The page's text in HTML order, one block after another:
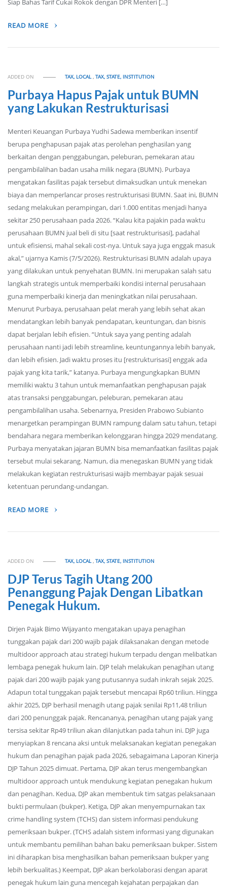
Siap Bahas Tarif Cukai Rokok dengan DPR Menteri […]
READ MORE
ADDED ON TAX, LOCAL,TAX, STATE, INSTITUTION
Purbaya Hapus Pajak untuk BUMN
yang Lakukan Restrukturisasi
Menteri Keuangan Purbaya Yudhi Sadewa memberikan insentif
berupa penghapusan pajak atas perolehan penghasilan yang
berkaitan dengan penggabungan, peleburan, pemekaran atau
pengambilalihan badan usaha milik negara (BUMN). Purbaya
mengatakan fasilitas pajak tersebut dimaksudkan untuk menekan
biaya dan memperlancar proses restrukturisasi BUMN. Saat ini, BUMN
sedang melakukan perampingan, dari 1.000 entitas menjadi hanya
sekitar 250 perusahaan pada 2026. “Kalau kita pajakin pada waktu
perusahaan BUMN jual beli di situ [saat restrukturisasi], padahal
untuk efisiensi, mahal sekali cost-nya. Untuk saya juga enggak masuk
akal,” ujarnya Kamis (7/5/2026). Restrukturisasi BUMN adalah upaya
yang dilakukan untuk penyehatan BUMN. Ini merupakan salah satu
langkah strategis untuk memperbaiki kondisi internal perusahaan
guna memperbaiki kinerja dan meningkatkan nilai perusahaan.
Menurut Purbaya, perusahaan pelat merah yang lebih sehat akan
mendatangkan lebih banyak pendapatan, keuntungan, dan bisnis
dapat berjalan lebih efisien. “Untuk saya yang penting adalah
perusahaan nanti jadi lebih streamline, keuntungannya lebih banyak,
dan lebih efisien. Jadi waktu proses itu [restrukturisasi] enggak ada
pajak yang kita tarik,” katanya. Purbaya mengungkapkan BUMN
memiliki waktu 3 tahun untuk memanfaatkan penghapusan pajak
atas transaksi penggabungan, peleburan, pemekaran atau
pengambilalihan usaha. Sebenarnya, Presiden Prabowo Subianto
menargetkan perampingan BUMN rampung dalam satu tahun, tetapi
bendahara negara memberikan kelonggaran hingga 2029 mendatang.
Purbaya menyatakan jajaran BUMN bisa memanfaatkan fasilitas pajak
tersebut mulai sekarang. Namun, dia menegaskan BUMN yang tidak
melakukan kegiatan restrukturisasi wajib membayar pajak sesuai
ketentuan perundang-undangan.
READ MORE
ADDED ON TAX, LOCAL,TAX, STATE, INSTITUTION
DJP Terus Tagih Utang 200
Penanggung Pajak Dengan Libatkan
Penegak Hukum.
Dirjen Pajak Bimo Wijayanto mengatakan upaya penagihan
tunggakan pajak dari 200 wajib pajak dilaksanakan dengan metode
multidoor approach atau strategi hukum terpadu dengan melibatkan
lembaga penegak hukum lain. DJP telah melakukan penagihan utang
pajak dari 200 wajib pajak yang putusannya sudah inkrah sejak 2025.
Adapun total tunggakan pajak tersebut mencapai Rp60 triliun. Hingga
akhir 2025, DJP berhasil menagih utang pajak senilai Rp11,48 triliun
dari 200 penunggak pajak. Rencananya, penagihan utang pajak yang
tersisa sekitar Rp49 triliun akan dilanjutkan pada tahun ini. DJP juga
menyiapkan 8 rencana aksi untuk melaksanakan kegiatan penegakan
hukum dan penagihan pajak pada 2026, sebagaimana Laporan Kinerja
DJP Tahun 2025 dimuat. Pertama, DJP akan terus mengembangkan
multidoor approach untuk mendukung kegiatan penegakan hukum
dan penagihan. Kedua, DJP akan membentuk tim satgas pelaksanaan
bukti permulaan (bukper). Ketiga, DJP akan menyempurnakan tax
crime handling system (TCHS) dan sistem informasi pendukung
pemeriksaan bukper. (TCHS adalah sistem informasi yang digunakan
untuk membantu pemilihan bahan baku pemeriksaan bukper. Sistem
ini diharapkan bisa menghasilkan bahan pemeriksaan bukper yang
lebih berkualitas.) Keempat, DJP akan berkolaborasi dengan aparat
penegak hukum lain guna mencegah kejahatan perpajakan dan